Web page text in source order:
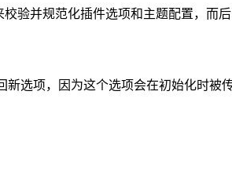
并规范化插件选项和主题配置，而
选项，因为这个选项会在初始化时被传